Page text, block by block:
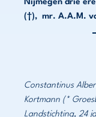
Nijmegen drie
(†), mr. A.A.M.
Constantinus
Kortmann (*
Landstichting, 24